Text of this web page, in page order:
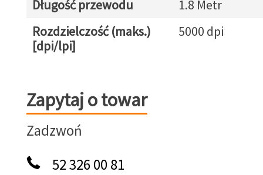
Długość przewodu
1.8 Metr
Rozdzielczość (maks.)
[dpi/lpi]
5000 dpi
Zapytaj o towar
Zapytaj o towar
Zadzwoń
52 326 00 81